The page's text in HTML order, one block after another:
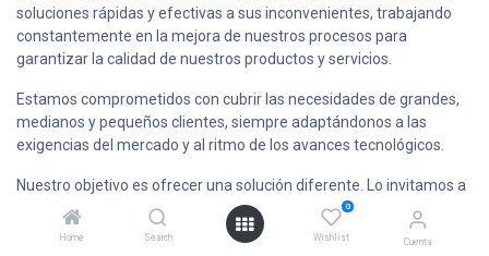
Home Search
0
Wishlist Cuenta
soluciones rápidas y efectivas a sus inconvenientes, trabajando
constantemente en la mejora de nuestros procesos para
garantizar la calidad de nuestros productos y servicios.
Estamos comprometidos con cubrir las necesidades de grandes,
medianos y pequeños clientes, siempre adaptándonos a las
exigencias del mercado y al ritmo de los avances tecnológicos.
Nuestro objetivo es ofrecer una solución diferente. Lo invitamos a
descubrirla con Backup UY.